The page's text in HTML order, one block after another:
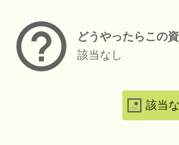
どうやったらこの
該当なし
該当